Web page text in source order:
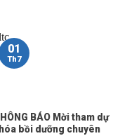
BÁO Mời tham dự
bồi dưỡng chuyên
01
Th7